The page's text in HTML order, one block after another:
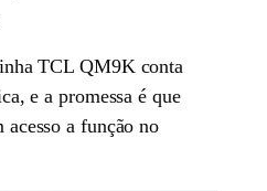
TCL QM9K conta
e a promessa é que
acesso a função no